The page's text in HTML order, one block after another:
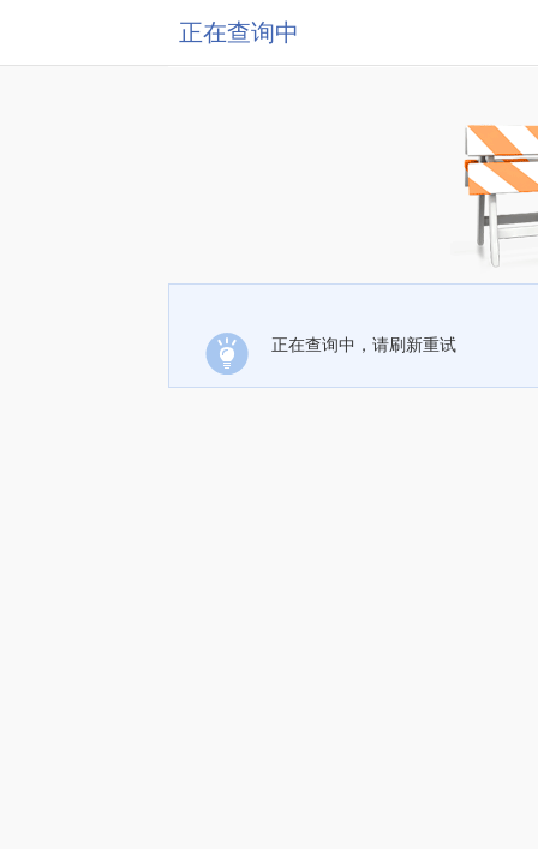
正在查询中
正在查询中，请刷新重试